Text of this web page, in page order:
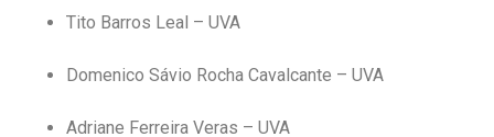
Tito Barros Leal – UVA
Domenico Sávio Rocha Cavalcante – UVA
Adriane Ferreira Veras – UVA